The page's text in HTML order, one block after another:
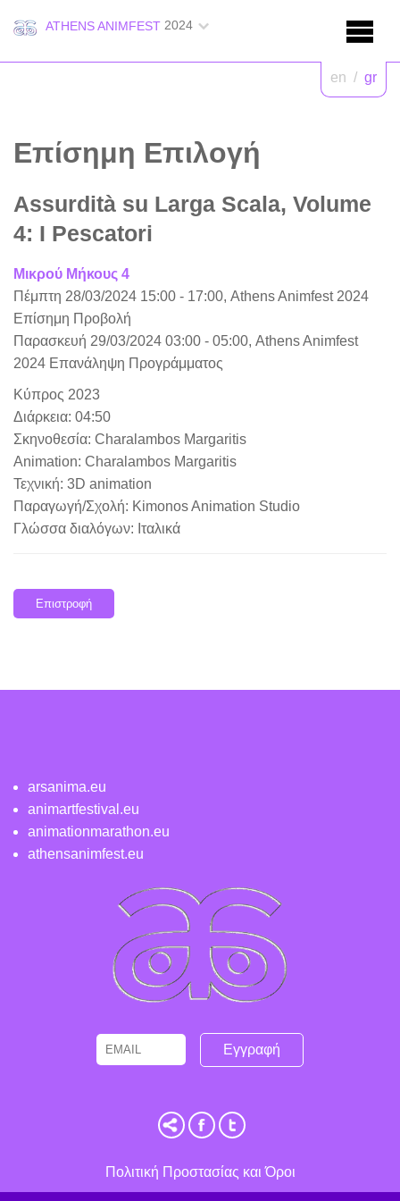
ATHENS ANIMFEST 2024
en / gr
Επίσημη Επιλογή
Assurdità su Larga Scala, Volume
4: I Pescatori
Μικρού Μήκους 4
Πέμπτη 28/03/2024 15:00 - 17:00, Athens Animfest 2024
Επίσημη Προβολή
Παρασκευή 29/03/2024 03:00 - 05:00, Athens Animfest
2024 Επανάληψη Προγράμματος
Κύπρος 2023
Διάρκεια: 04:50
Σκηνοθεσία: Charalambos Margaritis
Animation: Charalambos Margaritis
Τεχνική: 3D animation
Παραγωγή/Σχολή: Kimonos Animation Studio
Γλώσσα διαλόγων: Ιταλικά
Επιστροφή
arsanima.eu
animartfestival.eu
animationmarathon.eu
athensanimfest.eu
Email Name
Πολιτική Προστασίας και Όροι